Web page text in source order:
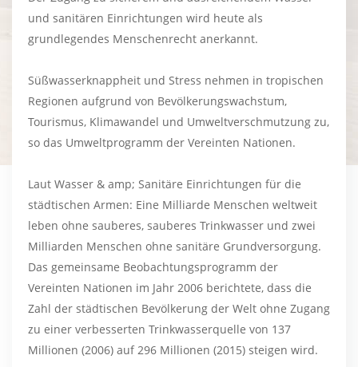
und sanitären Einrichtungen wird heute als
grundlegendes Menschenrecht anerkannt.
Süßwasserknappheit und Stress nehmen in tropischen
Regionen aufgrund von Bevölkerungswachstum,
Tourismus, Klimawandel und Umweltverschmutzung zu,
so das Umweltprogramm der Vereinten Nationen.
Laut Wasser & amp; Sanitäre Einrichtungen für die
städtischen Armen: Eine Milliarde Menschen weltweit
leben ohne sauberes, sauberes Trinkwasser und zwei
Milliarden Menschen ohne sanitäre Grundversorgung.
Das gemeinsame Beobachtungsprogramm der
Vereinten Nationen im Jahr 2006 berichtete, dass die
Zahl der städtischen Bevölkerung der Welt ohne Zugang
zu einer verbesserten Trinkwasserquelle von 137
Millionen (2006) auf 296 Millionen (2015) steigen wird.